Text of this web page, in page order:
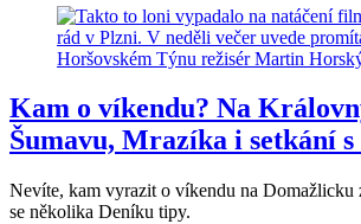
Kam o víkendu? Na
Šumavu, Mrazíka i setkání
Nevíte, kam vyrazit o víkendu na Domažlicku
se několika Deníku tipy.